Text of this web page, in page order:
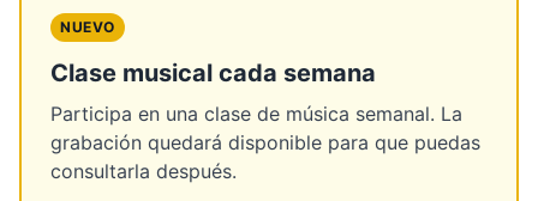
NUEVO
Clase musical cada semana
Participa en una clase de música semanal. La
grabación quedará disponible para que puedas
consultarla después.